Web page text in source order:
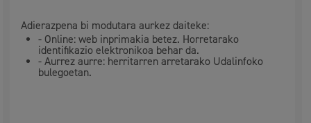
Adierazpena bi modutara aurkez daiteke:
- Online: web inprimakia betez. Horretarako
identifikazio elektronikoa behar da.
- Aurrez aurre: herritarren arretarako Udalinfoko
bulegoetan.